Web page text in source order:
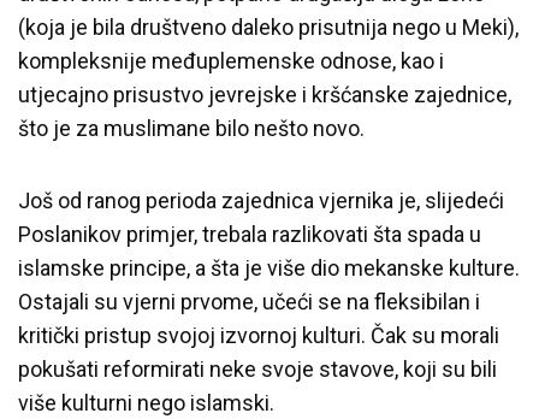
(koja je bila društveno daleko prisutnija nego u Meki),
kompleksnije međuplemenske odnose, kao i
utjecajno prisustvo jevrejske i kršćanske zajednice,
što je za muslimane bilo nešto novo.
Još od ranog perioda zajednica vjernika je, slijedeći
Poslanikov primjer, trebala razlikovati šta spada u
islamske principe, a šta je više dio mekanske kulture.
Ostajali su vjerni prvome, učeći se na fleksibilan i
kritički pristup svojoj izvornoj kulturi. Čak su morali
pokušati reformirati neke svoje stavove, koji su bili
više kulturni nego islamski.